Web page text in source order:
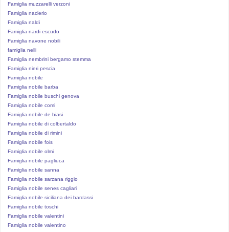
Famiglia muzzarelli verzoni
Famiglia naclerio
Famiglia naldi
Famiglia nardi escudo
Famiglia navone nobili
famiglia nelli
Famiglia nembrini bergamo stemma
Famiglia nieri pescia
Famiglia nobile
Famiglia nobile barba
Famiglia nobile buschi genova
Famiglia nobile comi
Famiglia nobile de biasi
Famiglia nobile di colbertaldo
Famiglia nobile di rimini
Famiglia nobile fois
Famiglia nobile olmi
Famiglia nobile pagliuca
Famiglia nobile sanna
Famiglia nobile sarzana riggio
Famiglia nobile senes cagliari
Famiglia nobile siciliana dei bardassi
Famiglia nobile toschi
Famiglia nobile valentini
Famiglia nobile valentino